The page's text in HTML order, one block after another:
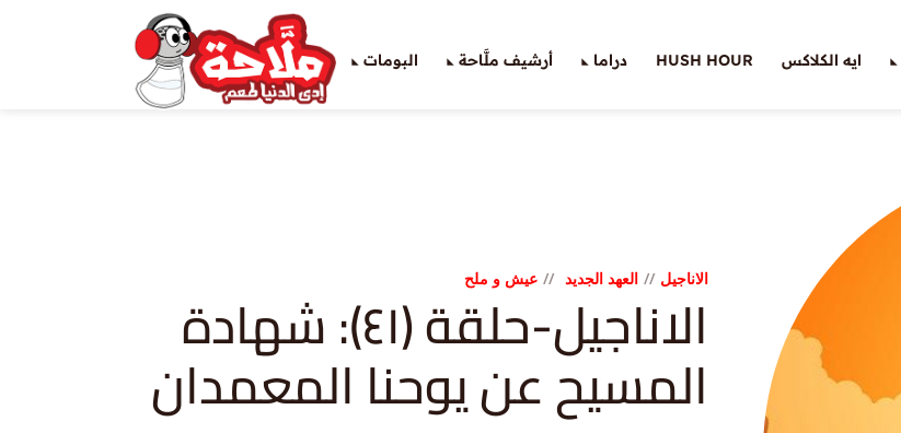
ايه الكلاكس HUSH HOUR دراما أرشيف ملَّاحة البومات
الاناجيل العهد الجديد عيش و ملح الاناجيل-حلقة (٤١): شهادة
المسيح عن يوحنا المعمدان